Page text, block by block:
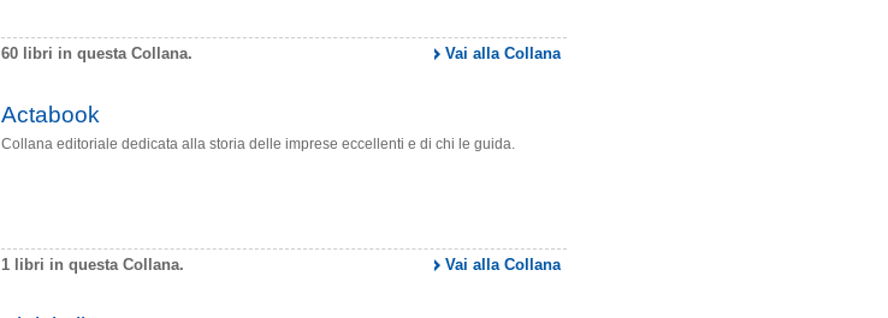
Vai alla Collana
60 libri in questa Collana.
Actabook
Collana editoriale dedicata alla storia delle imprese eccellenti e di chi le guida.
Vai alla Collana
1 libri in questa Collana.